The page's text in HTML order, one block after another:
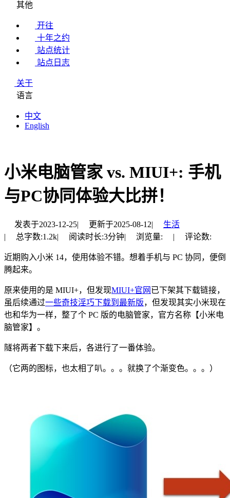
其他
开往
十年之约
站点统计
站点日志
关于
语言
中文
English
小米电脑管家 vs. MIUI+: 手机
与PC协同体验大比拼！
发表于2023-12-25| 更新于2025-08-12|
生活
|
总字数:1.2k| 阅读时长:3分钟| 浏览量: | 评论数:
近期购入小米 14，使用体验不错。想着手机与 PC 协同，便倒
腾起来。
原来使用的是 MIUI+，但发现MIUI+官网 已下架其下载链接，
虽后续通过一些奇技淫巧下载到最新版，但发现其实小米现在
也和华为一样，整了个 PC 版的电脑管家，官方名称【小米电
脑管家】。
隧将两者下载下来后，各进行了一番体验。
（它两的图标，也太相了叭。。。就换了个渐变色。。。）